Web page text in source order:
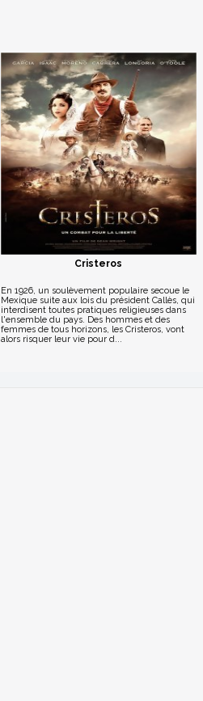
Cristeros
En 1926, un soulèvement populaire secoue le
Mexique suite aux lois du président Callès, qui
interdisent toutes pratiques religieuses dans
l'ensemble du pays. Des hommes et des
femmes de tous horizons, les Cristeros, vont
alors risquer leur vie pour d...